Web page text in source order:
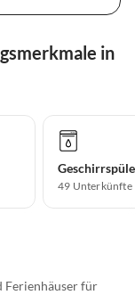
in
49 Unterkünfte
Ferienhäuser für